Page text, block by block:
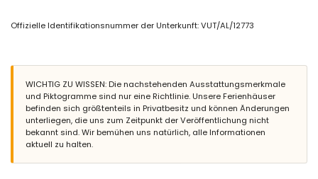
eingezäuntes Grundstück
gemeinschaftlicher Rasen
überdachte Terrasse
Außensitzbereich und Essbereich im Freien
Weitere Informationen
nächste Stadt: San Juan de los Terreros (innerhalb von 200 Metern
vom Haus)
nächster Strand innerhalb von 100 Metern vom Haus
Offizielle Identifikationsnummer der Unterkunft: VUT/AL/12773
WICHTIG ZU WISSEN: Die nachstehenden Ausstattungsmerkmale
und Piktogramme sind nur eine Richtlinie. Unsere Ferienhäuser
befinden sich größtenteils in Privatbesitz und können Änderungen
unterliegen, die uns zum Zeitpunkt der Veröffentlichung nicht
bekannt sind. Wir bemühen uns natürlich, alle Informationen
aktuell zu halten.